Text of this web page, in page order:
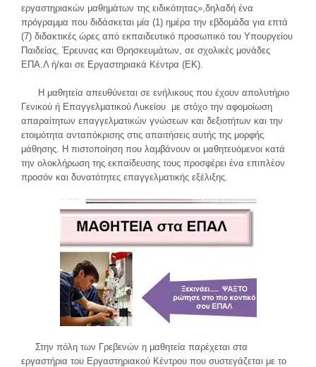
εργαστηριακών μαθημάτων της ειδικότητας»,δηλαδή ένα
πρόγραμμα που διδάσκεται μία (1) ημέρα την εβδομάδα για επτά
(7) διδακτικές ώρες από εκπαιδευτικό προσωπικό του Υπουργείου
Παιδείας, Έρευνας και Θρησκευμάτων, σε σχολικές μονάδες
ΕΠΑ.Λ ή/και σε Εργαστηριακά Κέντρα (ΕΚ).
Η μαθητεία απευθύνεται σε ενήλικους που έχουν απολυτήριο
Γενικού ή Επαγγελματικού Λυκείου με στόχο την αφομοίωση
απαραίτητων επαγγελματικών γνώσεων και δεξιοτήτων και την
ετοιμότητα ανταπόκρισης στις απαιτήσεις αυτής της μορφής
μάθησης. Η πιστοποίηση που λαμβάνουν οι μαθητευόμενοι κατά
την ολοκλήρωση της εκπαίδευσης τους προσφέρει ένα επιπλέον
προσόν και δυνατότητες επαγγελματικής εξέλιξης.
Στην πόλη των Γρεβενών η μαθητεία παρέχεται στα
εργαστήρια του Εργαστηριακού Κέντρου που συστεγάζεται με το